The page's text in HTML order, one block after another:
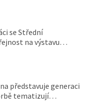
se Střední
na výstavu…
představuje generaci
tematizují…